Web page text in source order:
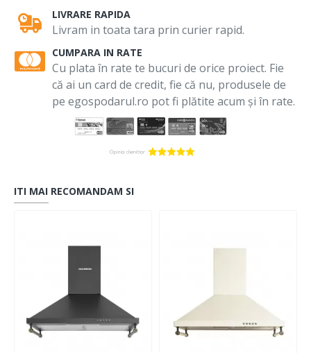
LIVRARE RAPIDA
Livram in toata tara prin curier rapid.
CUMPARA IN RATE
Cu plata în rate te bucuri de orice proiect. Fie
că ai un card de credit, fie că nu, produsele de
pe egospodarul.ro pot fi plătite acum și în rate.
ITI MAI RECOMANDAM SI